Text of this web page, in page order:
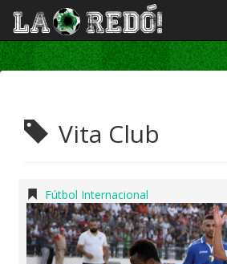
Vita Club
Fútbol Internacional